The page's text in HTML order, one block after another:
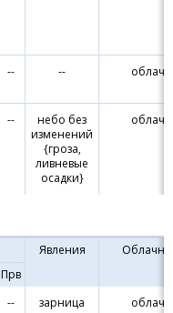
-- --
--
небо без
изменений
{гроза,
ливневые
осадки}
Явления
Прв
-- зарница